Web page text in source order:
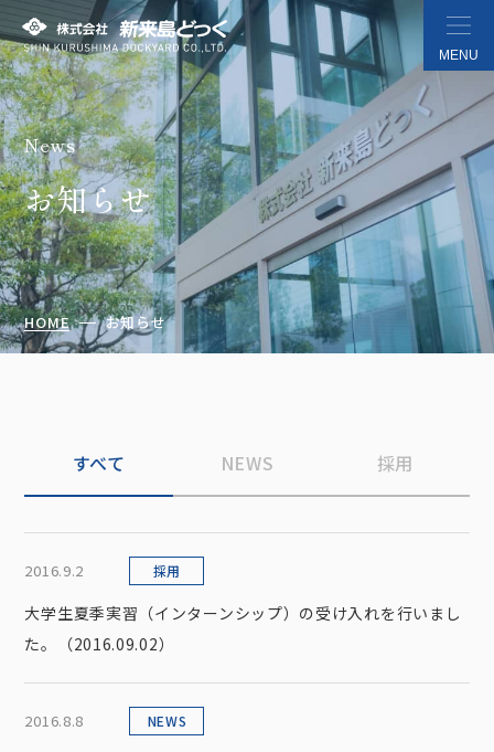
株式会社 新来島どっく
MENU
News
お知らせ
HOME お知らせ
すべて NEWS 採用
2016.9.2 採用
大学生夏季実習（インターンシップ）の受け入れを行いまし
た。（2016.09.02）
2016.8.8 NEWS